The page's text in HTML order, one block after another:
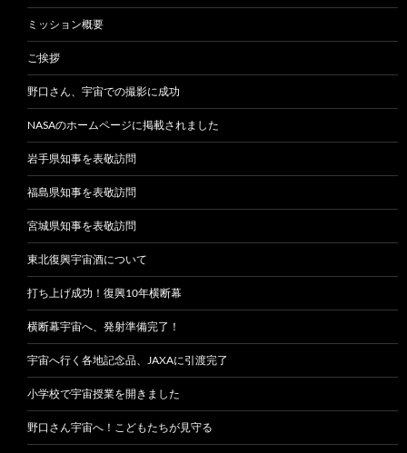
ミッション概要
ご挨拶
野口さん、宇宙での撮影に成功
NASAのホームページに掲載されました
岩手県知事を表敬訪問
福島県知事を表敬訪問
宮城県知事を表敬訪問
東北復興宇宙酒について
打ち上げ成功！復興10年横断幕
横断幕宇宙へ、発射準備完了！
宇宙へ行く各地記念品、JAXAに引渡完了
小学校で宇宙授業を開きました
野口さん宇宙へ！こどもたちが見守る